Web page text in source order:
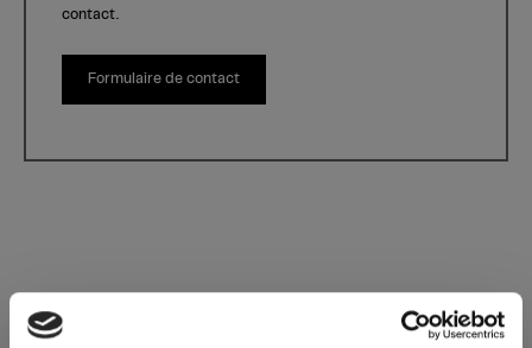
contact.
Formulaire de contact
Max stratifiés décoratifs - HPL Noyau marron